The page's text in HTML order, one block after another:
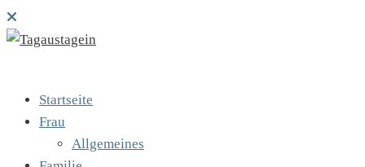
Startseite
Frau
Allgemeines